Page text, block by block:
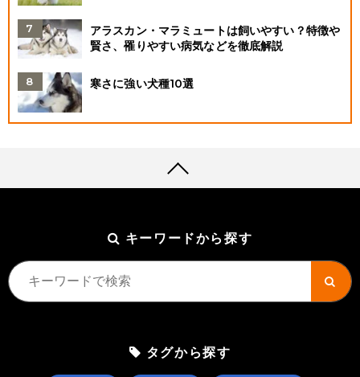
アラスカン・マラミュートは飼いやすい？特徴や
賢さ、罹りやすい病気などを徹底解説
寒さに強い犬種10選
キーワードから探す
タグから探す